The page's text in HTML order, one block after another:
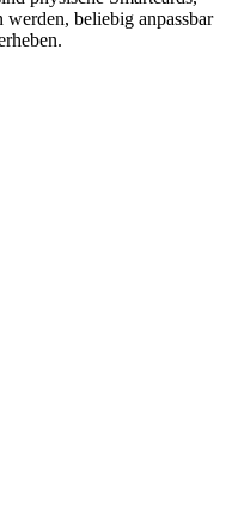
beliebig anpassbar